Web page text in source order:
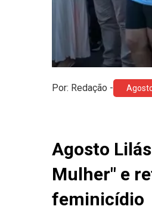
Por: Redação -
Agosto
Mulher" e
feminicídio